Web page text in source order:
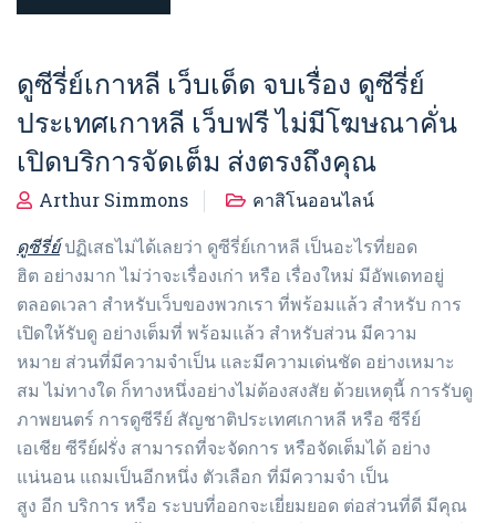
ดูซีรี่ย์เกาหลี เว็บเด็ด จบเรื่อง ดูซีรี่ย์
ประเทศเกาหลี เว็บฟรี ไม่มีโฆษณาคั่น
เปิดบริการจัดเต็ม ส่งตรงถึงคุณ
Arthur Simmons
คาสิโนออนไลน์
ดูซีรี่ย์ปฏิเสธไม่ได้เลยว่า ดูซีรี่ย์เกาหลี เป็นอะไรที่ยอด
ฮิต อย่างมาก ไม่ว่าจะเรื่องเก่า หรือ เรื่องใหม่ มีอัพเดทอยู่
ตลอดเวลา สำหรับเว็บของพวกเรา ที่พร้อมแล้ว สำหรับ การ
เปิดให้รับดู อย่างเต็มที่ พร้อมแล้ว สำหรับส่วน มีความ
หมาย ส่วนที่มีความจำเป็น และมีความเด่นชัด อย่างเหมาะ
สม ไม่ทางใด ก็ทางหนึ่งอย่างไม่ต้องสงสัย ด้วยเหตุนี้ การรับดู
ภาพยนตร์ การดูซีรีย์ สัญชาติประเทศเกาหลี หรือ ซีรีย์
เอเชีย ซีรีย์ฝรั่ง สามารถที่จะจัดการ หรือจัดเต็มได้ อย่าง
แน่นอน แถมเป็นอีกหนึ่ง ตัวเลือก ที่มีความจำ เป็น
สูง อีก บริการ หรือ ระบบที่ออกจะเยี่ยมยอด ต่อส่วนที่ดี มีคุณ